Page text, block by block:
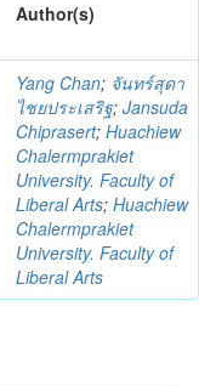
Author(s)
Yang Chan; จันทร์สุดา
ไชยประเสริฐ; Jansuda
Chiprasert; Huachiew
Chalermprakiet
University. Faculty of
Liberal Arts; Huachiew
Chalermprakiet
University. Faculty of
Liberal Arts